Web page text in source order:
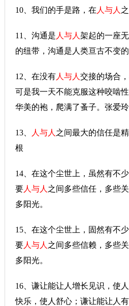
10、我们的手是路，在 人与人
11、沟通是 人与人 架起的一座
的纽带，沟通是人类亘古不变的
12、在没有人与人 交接的场合
可是我一天不能克服这种咬啮
华美的袍，爬满了蚤子。张爱玲
13、 人与人 之间最大的信任是
根
14、在这个尘世上，虽然有不
要人与人 之间多些信任，多些
多阳光。
15、在这个尘世上，固然有不
要人与人 之间多些信赖，多些
多阳光。
16、谦让能让人增长见识，使
快乐，使人舒心；谦让能让人